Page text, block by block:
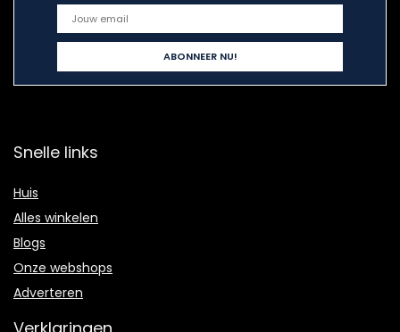
Snelle links
Huis
Alles winkelen
Blogs
Onze webshops
Adverteren